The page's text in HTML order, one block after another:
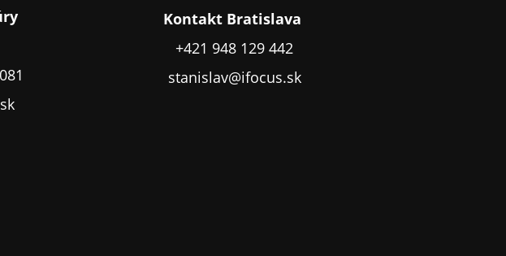
Kontakt Bratislava
+421 948 129 442
stanislav@ifocus.sk